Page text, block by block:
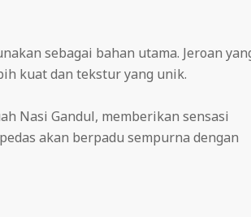
sebagai bahan utama. Jeroan
kuat dan tekstur yang unik.
Nasi Gandul, memberikan sensasi
akan berpadu sempurna dengan